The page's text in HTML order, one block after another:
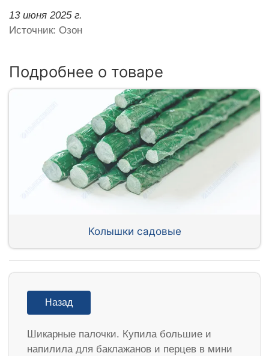
13 июня 2025 г.
Источник: Озон
Подробнее о товаре
Колышки садовые
Назад
Шикарные палочки. Купила большие и
напилила для баклажанов и перцев в мини